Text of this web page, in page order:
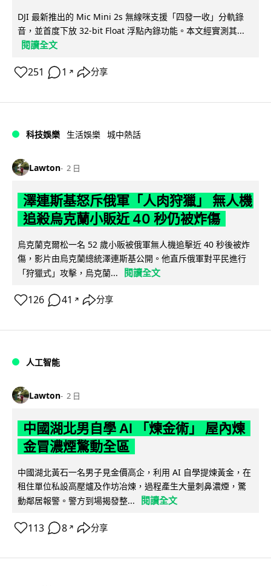
DJI 最新推出的 Mic Mini 2s 無線咪支援「四發一收」分軌錄
音，並首度下放 32-bit Float 浮點內錄功能。本文經實測其...
閱讀全文
251 1 ↗ 分享
科技娛樂 生活娛樂 城中熱話
Lawton 2 日
澤連斯基怒斥俄軍「人肉狩獵」 無人機
追殺烏克蘭小販近 40 秒仍被炸傷
烏克蘭克爾松一名 52 歲小販被俄軍無人機追擊近 40 秒後被炸
傷，影片由烏克蘭總統澤連斯基公開。他直斥俄軍對平民進行
「狩獵式」攻擊，烏克蘭...
閱讀全文
126 41 ↗ 分享
人工智能
Lawton 2 日
中國湖北男自學 AI 「煉金術」 屋內煉
金冒濃煙驚動全區
中國湖北黃石一名男子見金價高企，利用 AI 自學提煉黃金，在
租住單位私設高壓爐及作坊冶煉，過程產生大量刺鼻濃煙，驚
動鄰居報警。警方到場揭發整...
閱讀全文
113 8 ↗ 分享